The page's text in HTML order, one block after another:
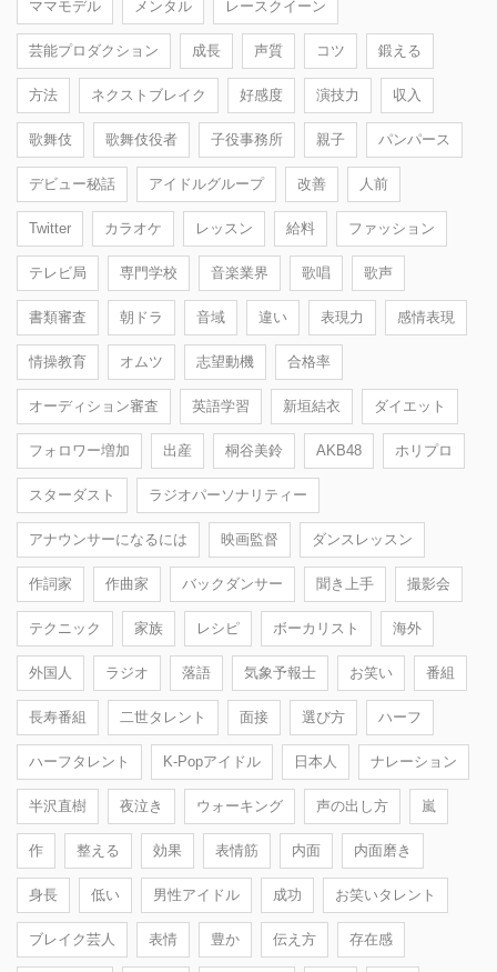
ママモデル メンタル レースクイーン
芸能プロダクション 成長 声質 コツ 鍛える
方法 ネクストブレイク 好感度 演技力 収入
歌舞伎 歌舞伎役者 子役事務所 親子 パンパース
デビュー秘話 アイドルグループ 改善 人前
Twitter カラオケ レッスン 給料 ファッション
テレビ局 専門学校 音楽業界 歌唱 歌声
書類審査 朝ドラ 音域 違い 表現力 感情表現
情操教育 オムツ 志望動機 合格率
オーディション審査 英語学習 新垣結衣 ダイエット
フォロワー増加 出産 桐谷美鈴 AKB48 ホリプロ
スターダスト ラジオパーソナリティー
アナウンサーになるには 映画監督 ダンスレッスン
作詞家 作曲家 バックダンサー 聞き上手 撮影会
テクニック 家族 レシピ ボーカリスト 海外
外国人 ラジオ 落語 気象予報士 お笑い 番組
長寿番組 二世タレント 面接 選び方 ハーフ
ハーフタレント K-Popアイドル 日本人 ナレーション
半沢直樹 夜泣き ウォーキング 声の出し方 嵐
作 整える 効果 表情筋 内面 内面磨き
身長 低い 男性アイドル 成功 お笑いタレント
ブレイク芸人 表情 豊か 伝え方 存在感